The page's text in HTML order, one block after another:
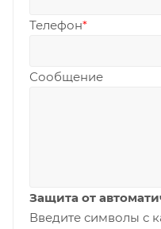
Телефон*
Сообщение
Защита от
Введите символы с